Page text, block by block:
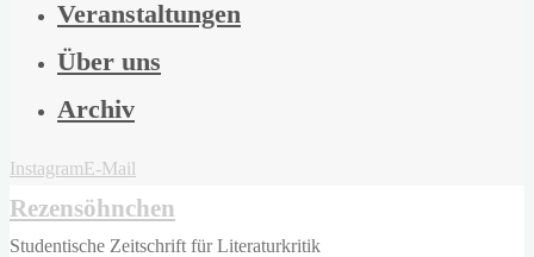
Veranstaltungen
Über uns
Archiv
InstagramE-Mail
Rezensöhnchen
Studentische Zeitschrift für Literaturkritik